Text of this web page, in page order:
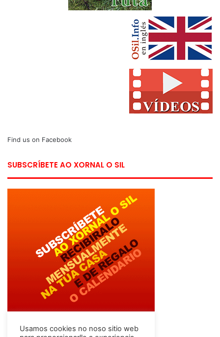
Find us on Facebook
SUBSCRÍBETE AO XORNAL O SIL
Usamos cookies no noso sitio web